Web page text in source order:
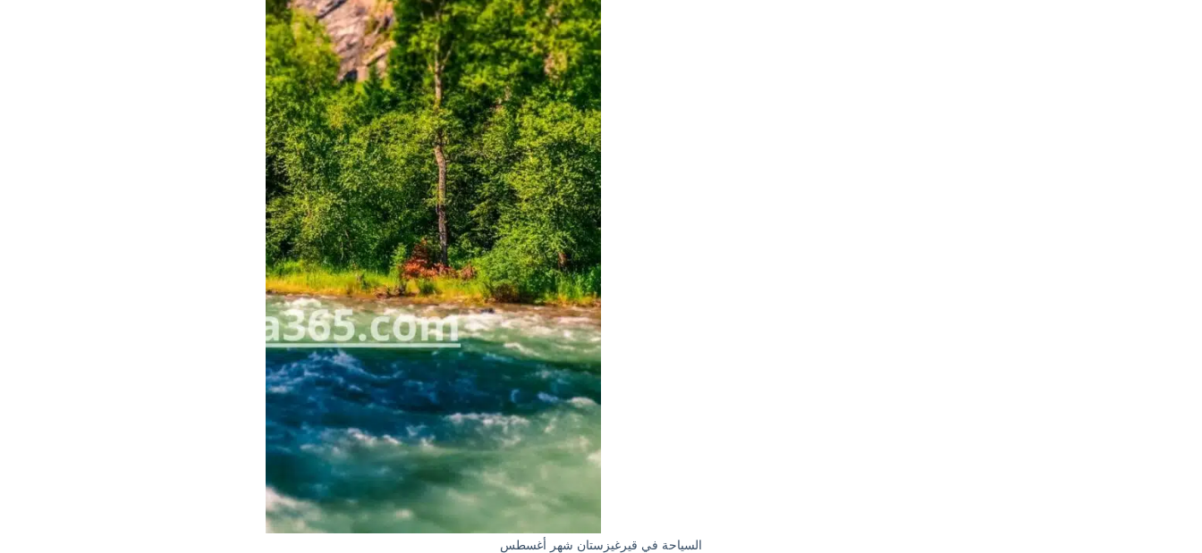
السياحة في قيرغيزستان شهر أغسطس